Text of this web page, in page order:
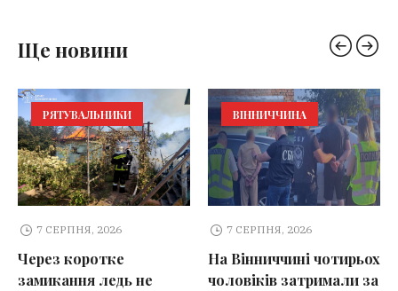
Ще новини
РЯТУВАЛЬНИКИ
7 СЕРПНЯ, 2026
Через коротке
замикання ледь не
ВІННИЧЧИНА
7 СЕРПНЯ, 2026
На Вінниччині чотирьох
чоловіків затримали за